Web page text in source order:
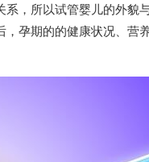
，所以试管婴儿的外貌
孕期的的健康状况、营